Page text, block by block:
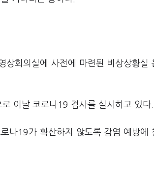
회의실에 사전에 마련된 비상상황실
이날 코로나19 검사를 실시하고 있다.
나19가 확산하지 않도록 감염 예방에